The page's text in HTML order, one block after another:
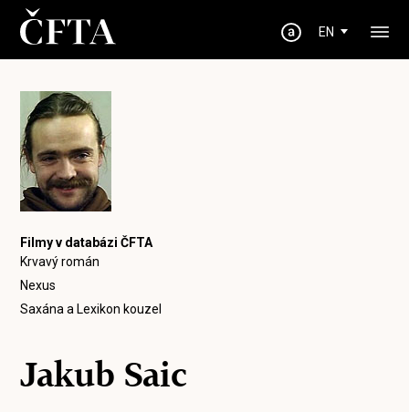
EN
Filmy v databázi ČFTA
Krvavý román
Nexus
Saxána a Lexikon kouzel
Jakub Saic